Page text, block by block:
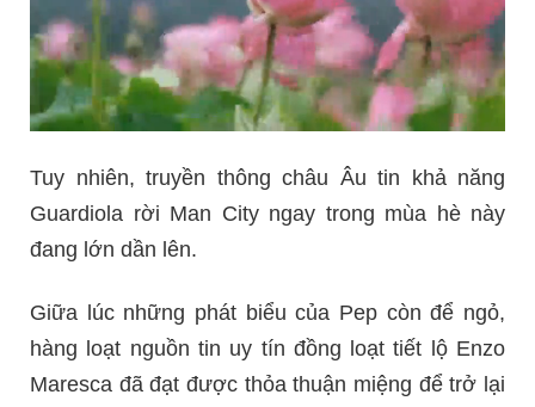
Tuy nhiên, truyền thông châu Âu tin khả năng
Guardiola rời Man City ngay trong mùa hè này
đang lớn dần lên.
Giữa lúc những phát biểu của Pep còn để ngỏ,
hàng loạt nguồn tin uy tín đồng loạt tiết lộ Enzo
Maresca đã đạt được thỏa thuận miệng để trở lại